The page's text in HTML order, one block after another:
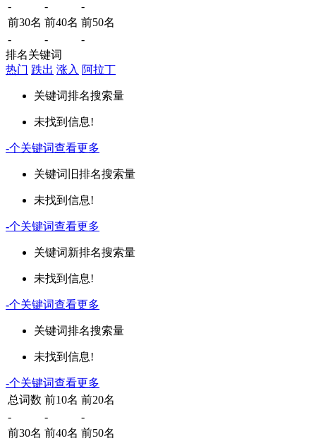
- -
-
前30名 前40名 前50名
-
-
-
排名关键词
热门 跌出 涨入 阿拉丁
关键词排名搜索量
未找到信息!
-个关键词查看更多
关键词 旧排名搜索量
未找到信息!
-个关键词查看更多
关键词新排名搜索量
未找到信息!
-个关键词查看更多
关键词排名搜索量
未找到信息!
-个关键词查看更多
总词数 前10名 前20名
-
-
-
前30名 前40名 前50名